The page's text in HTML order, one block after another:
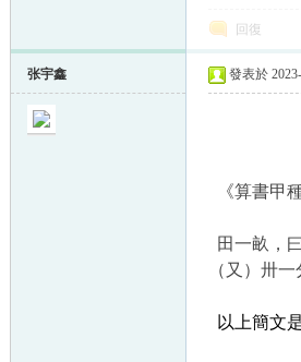
回復
张宇鑫 發表於
《算書甲
田一畝，
（又）卅一
以上簡文